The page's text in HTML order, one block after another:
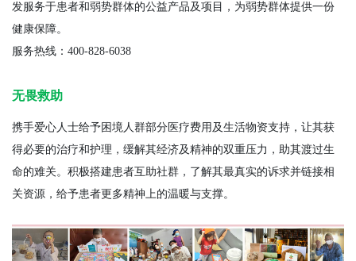
发服务于患者和弱势群体的公益产品及项目，为弱势群体提供一份
健康保障。
服务热线：400-828-6038
无畏救助
携手爱心人士给予困境人群部分医疗费用及生活物资支持，让其获
得必要的治疗和护理，缓解其经济及精神的双重压力，助其渡过生
命的难关。 积极搭建患者互助社群，了解其最真实的诉求并链接相
关资源，给予患者更多精神上的温暖与支撑。